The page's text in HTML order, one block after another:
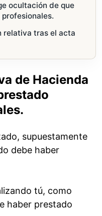
ocultación de que
relativa tras el acta
de Hacienda
supuestamente
debe haber
tú, como
haber prestado